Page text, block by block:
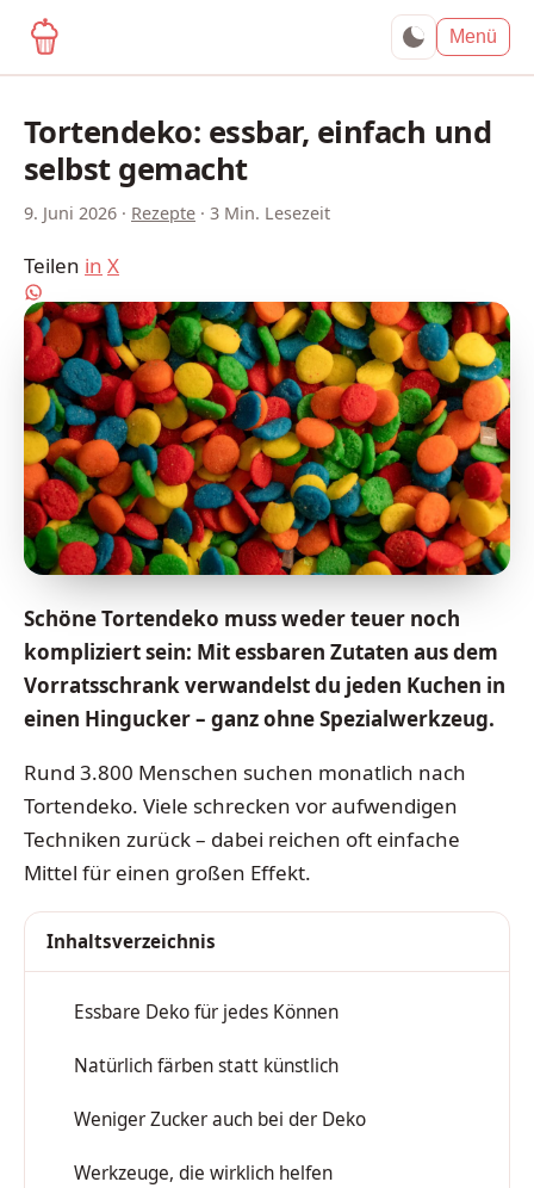
Menü
Tortendeko: essbar, einfach und
selbst gemacht
9. Juni 2026 · Rezepte · 3 Min. Lesezeit
Teilen in X
Schöne Tortendeko muss weder teuer noch
kompliziert sein: Mit essbaren Zutaten aus dem
Vorratsschrank verwandelst du jeden Kuchen in
einen Hingucker – ganz ohne Spezialwerkzeug.
Rund 3.800 Menschen suchen monatlich nach
Tortendeko. Viele schrecken vor aufwendigen
Techniken zurück – dabei reichen oft einfache
Mittel für einen großen Effekt.
Inhaltsverzeichnis
Essbare Deko für jedes Können
Natürlich färben statt künstlich
Weniger Zucker auch bei der Deko
Werkzeuge, die wirklich helfen